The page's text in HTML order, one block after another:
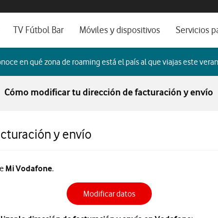
ayuda e idioma
de Fibra óptica
de Fibra
fijo
TV Fútbol Bar Móviles y dispositivos
Catálogo de móviles
Ordenadores
Ver todos
Servicios
Servicios
Por ser
Blog
en qué zona de roaming está el país al que viajas este
Cómo modificar tu dirección de facturación y envío
y envío
Mi Vodafone.
Modificar datos